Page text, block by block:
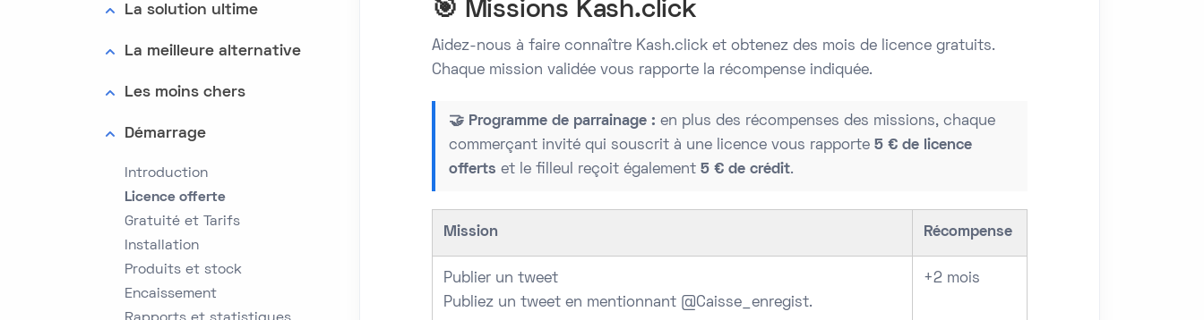
La solution ultime
La meilleure alternative
Les moins chers
Démarrage
Introduction
Licence offerte
Gratuité et Tarifs
Installation
Produits et stock
Encaissement
🎯 Missions Kash.click
Aidez-nous à faire connaître Kash.click et obtenez des mois de licence gratuits.
Chaque mission validée vous rapporte la récompense indiquée.
🤝 Programme de parrainage : en plus des récompenses des missions, chaque
commerçant invité qui souscrit à une licence vous rapporte 5 € de licence
offerts et le filleul reçoit également 5 € de crédit.
Mission Récompense
Publier un tweet
Publiez un tweet en mentionnant @Caisse_enregist.
+2 mois